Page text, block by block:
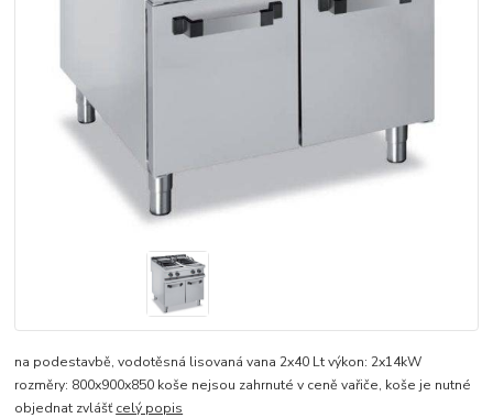
na podestavbě, vodotěsná lisovaná vana 2x40 Lt výkon: 2x14kW
rozměry: 800x900x850 koše nejsou zahrnuté v ceně vařiče, koše je nutné
objednat zvlášťcelý popis